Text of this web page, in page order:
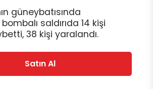
güneybatısında
saldırıda 14 kişi
38 kişi yaralandı.
Satın Al